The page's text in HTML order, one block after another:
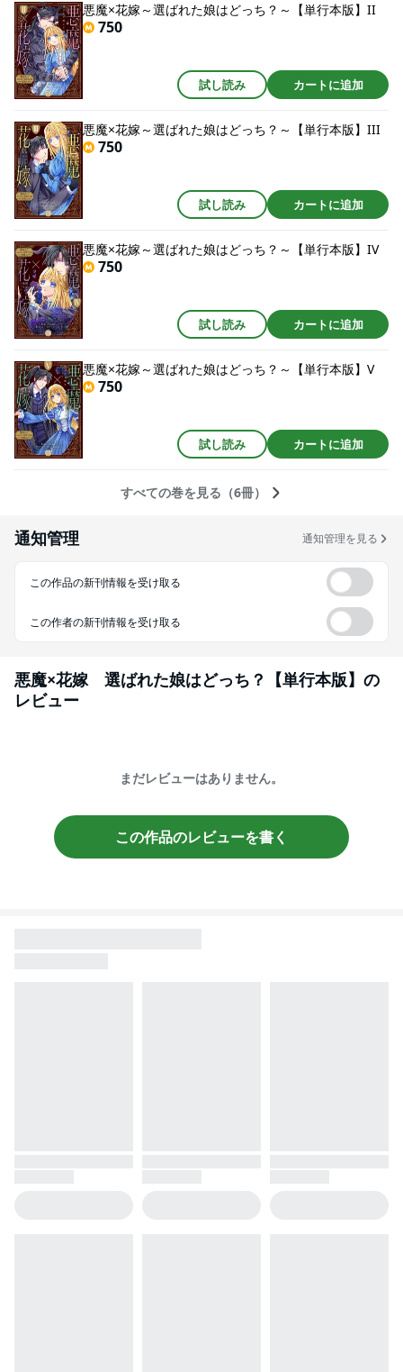
悪魔×花嫁～選ばれた娘はどっち？～【単行本版】II
750
試し読み カートに追加
悪魔×花嫁～選ばれた娘はどっち？～【単行本版】III
750
試し読み カートに追加
悪魔×花嫁～選ばれた娘はどっち？～【単行本版】IV
750
試し読み カートに追加
悪魔×花嫁～選ばれた娘はどっち？～【単行本版】V
750
試し読み カートに追加
すべての巻を見る（6冊）
通知管理 通知管理を見る
この作品の新刊情報を受け取る
この作者の新刊情報を受け取る
悪魔×花嫁 選ばれた娘はどっち？【単行本版】 の
レビュー
まだレビューはありません。
この作品のレビューを書く